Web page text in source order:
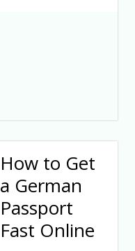
How to Get
a German
Passport
Fast Online